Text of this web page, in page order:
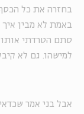
בחזרה את כל
באמת לא מבין איך
סתם הטרדתי אותו
למישהו. גם לא
אבל בני אמר